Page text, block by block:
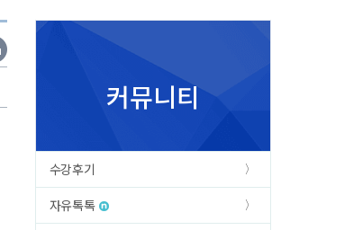
커뮤니티
수강후기
자유톡톡